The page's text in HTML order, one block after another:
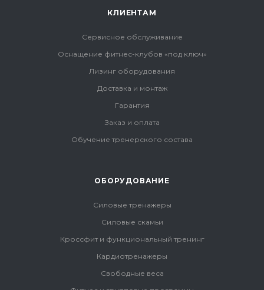
КЛИЕНТАМ
Сервисное обслуживание
Оснащение фитнес-клубов «под ключ»
Лизинг оборудования
Доставка и монтаж
Гарантия
Заказ и оплата
Обучение тренерского состава
ОБОРУДОВАНИЕ
Силовые тренажеры
Силовые скамьи
Кроссфит и функциональный тренинг
Кардиотренажеры
Свободные веса